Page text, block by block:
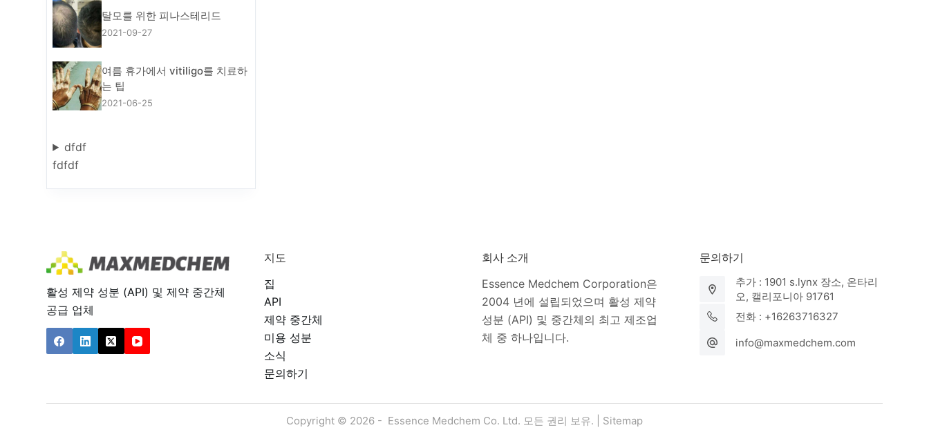
탈모를 위한 피나스테리드
2021-09-27
여름 휴가에서 vitiligo를 치료하
는 팁
2021-06-25
dfdf
fdfdf
활성 제약 성분 (API) 및 제약 중간체
공급 업체
지도
집
API
제약 중간체
미용 성분
소식
문의하기
회사 소개
Essence Medchem Corporation은
2004 년에 설립되었으며 활성 제약
성분 (API) 및 중간체의 최고 제조업
체 중 하나입니다.
문의하기
추가 : 1901 s.lynx 장소, 온타리
오, 캘리포니아 91761
전화 : +16263716327
info@maxmedchem.com
Copyright © 2026 - Essence Medchem Co. Ltd. 모든 권리 보유. | Sitemap